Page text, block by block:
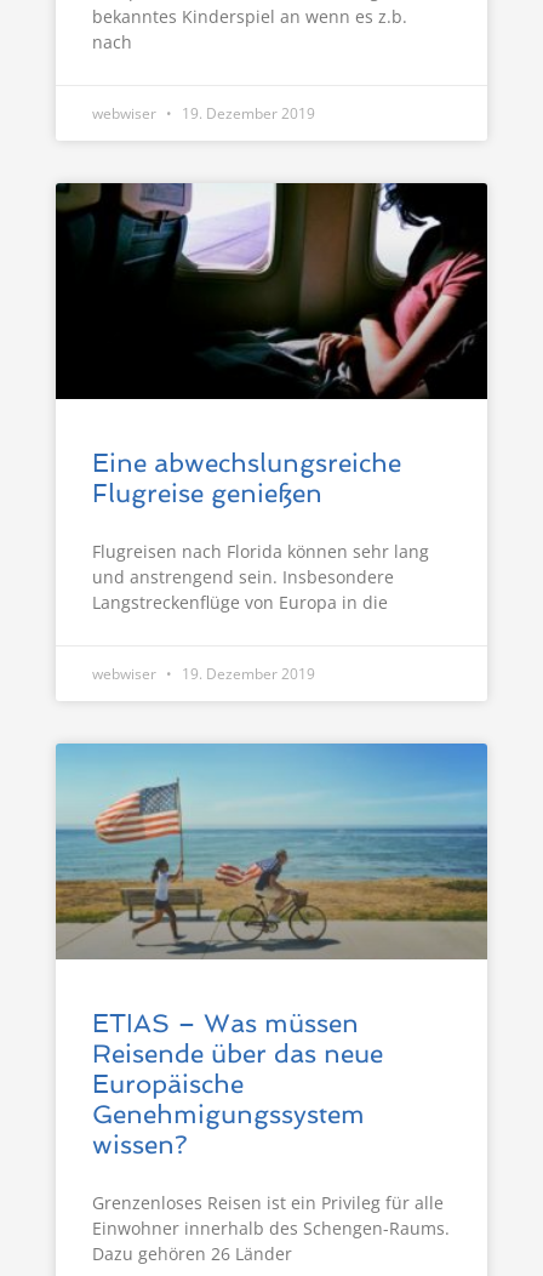
bekanntes Kinderspiel an wenn es z.b.
nach
webwiser 19. Dezember 2019
Eine abwechslungsreiche
Flugreise genießen
Flugreisen nach Florida können sehr lang
und anstrengend sein. Insbesondere
Langstreckenflüge von Europa in die
webwiser 19. Dezember 2019
ETIAS – Was müssen
Reisende über das neue
Europäische
Genehmigungssystem
wissen?
Grenzenloses Reisen ist ein Privileg für alle
Einwohner innerhalb des Schengen-Raums.
Dazu gehören 26 Länder